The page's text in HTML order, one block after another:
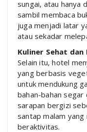
sungai, atau hanya
sambil membaca
juga menjadi latar
atau sekadar
Kuliner Sehat dan
Selain itu, hotel
yang berbasis
untuk mendukung
bahan-bahan segar
sarapan bergizi
santap malam
beraktivitas.